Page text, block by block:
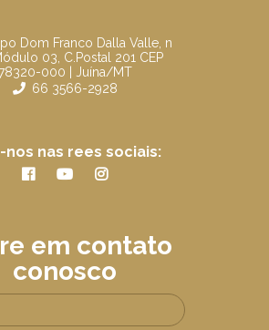
Dom Franco Dalla Valle, n
03, C.Postal 201 CEP
000 | Juína/MT
66 3566-2928
nos nas rees sociais:
em contato
conosco